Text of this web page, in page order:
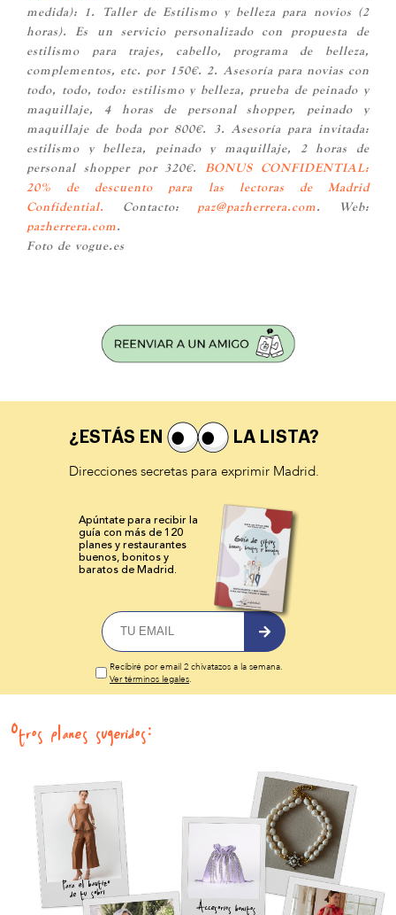
medida):
1. Taller de Estilismo y belleza para novios (2
horas). Es un servicio personalizado con propuesta de
estilismo para trajes, cabello, programa de belleza,
complementos, etc. por 150€. 2. Asesoría para novias con
todo, todo, todo: estilismo y belleza, prueba de peinado y
maquillaje, 4 horas de personal shopper, peinado y
maquillaje de boda por 800€. 3. Asesoría para invitada:
estilismo y belleza, peinado y maquillaje, 2 horas de
personal shopper por 320€.
BONUS CONFIDENTIAL:
20% de descuento para las lectoras de Madrid
Confidential. Contacto: paz@pazherrera.com. Web:
pazherrera.com.
Foto de vogue.es
¿ESTÁS EN
LA LISTA?
Direcciones secretas para exprimir Madrid.
Apúntate para recibir la
guía con más de 120
planes y restaurantes
buenos, bonitos y
baratos de Madrid.
Recibiré por email 2 chivatazos a la semana.
Ver términos legales.
Otros planes sugeridos: